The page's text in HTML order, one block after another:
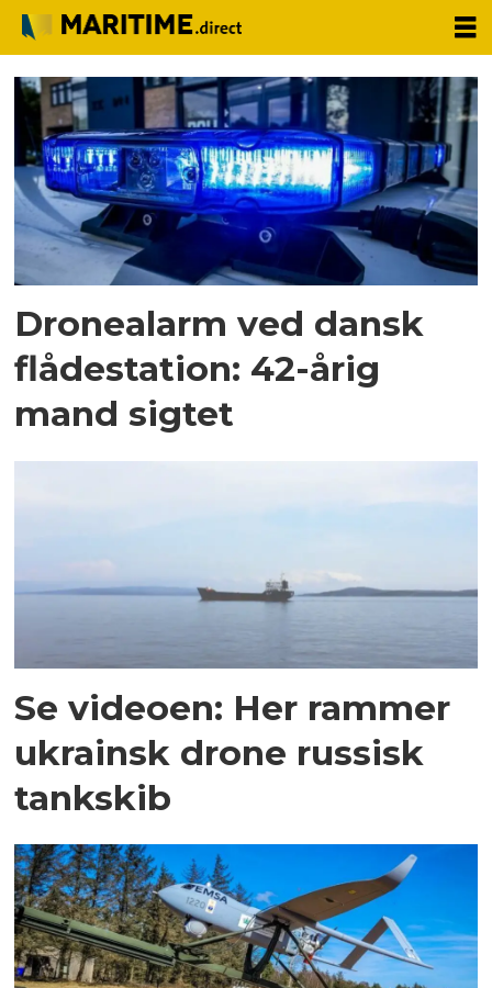
Tag:
drone
Dronealarm ved dansk
flådestation: 42-årig
mand sigtet
Se videoen: Her rammer
ukrainsk drone russisk
tankskib